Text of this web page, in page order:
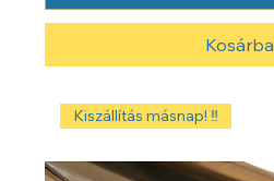
Kosárba
Kiszállítás másnap! ‼️